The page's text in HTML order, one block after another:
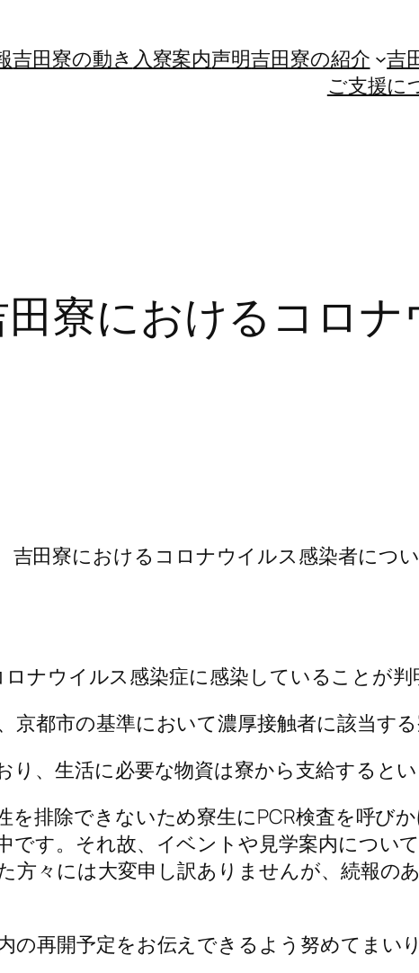
吉田寮の動き 入寮案内声明吉田寮の紹介 吉
ご支援に
寮におけるコロ
吉田寮におけるコロナウイルス感染者につ
ナウイルス感染症に感染していることが判
都市の基準において濃厚接触者に該当す
、生活に必要な物資は寮から支給すると
を排除できないため寮生にPCR検査を呼び
です。それ故、イベントや見学案内につい
方々には大変申し訳ありませんが、続報の
の再開予定をお伝えできるよう努めてまい